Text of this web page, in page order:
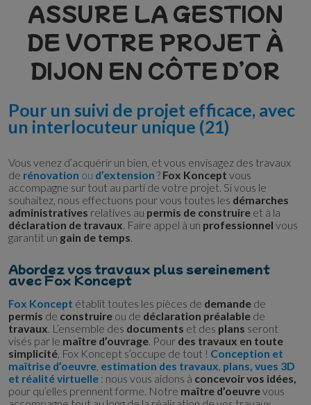
ASSURE LA GESTION
DE VOTRE PROJET À
DIJON EN CÔTE D’OR
Pour un suivi de projet efficace, avec
un interlocuteur unique (21)
Vous venez d’acquérir un bien, et vous envisagez des travaux
de rénovation ou d’extension? Fox Konceptvous
accompagne sur tout au parti de votre projet. Si vous le
souhaitez, nous effectuons pour vous toutes les démarches
administratives relatives au permis de construire et à la
déclaration de travaux. Faire appel à un professionnelvous
garantit un gain de temps.
Abordez vos travaux plus sereinement
avec Fox Koncept
Fox Koncept établit toutes les pièces de demande de
permis de construire ou de déclaration préalable de
travaux. L’ensemble des documents et des plans seront
visés par le maître d’ouvrage. Pour des travaux en toute
simplicité , Fox Koncept s’occupe de tout ! Conception et
maîtrise d’oeuvre estimation des travaux plans, vues 3D
et réalité virtuelle : nous vous aidons à concevoir vos idées,
pour qu’elles prennent forme. Notre maître d’oeuvrevous